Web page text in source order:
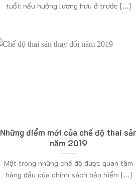
tuổi: nếu hưởng lương hưu ở trước [...]
Những điểm mới của chế độ thai
năm 2019
Một trong những chế độ được quan tâm
hàng đầu của chính sách bảo hiểm [...]